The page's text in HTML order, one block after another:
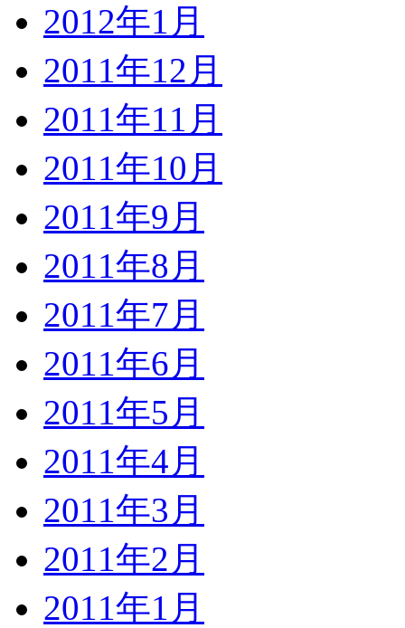
2012年1月
2011年12月
2011年11月
2011年10月
2011年9月
2011年8月
2011年7月
2011年6月
2011年5月
2011年4月
2011年3月
2011年2月
2011年1月